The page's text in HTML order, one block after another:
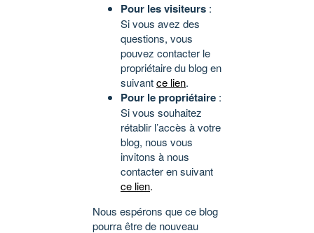
Pour les visiteurs :
Si vous avez des
questions, vous
pouvez contacter le
propriétaire du blog en
suivantce lien.
Pour le propriétaire :
Si vous souhaitez
rétablir l’accès à votre
blog, nous vous
invitons à nous
contacter en suivant
ce lien.
Nous espérons que ce blog
pourra être de nouveau